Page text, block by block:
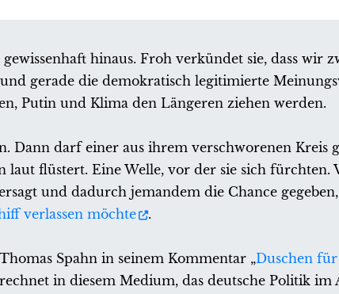
hinaus. Froh verkündet sie, dass wir
gerade die demokratisch legitimierte
Putin und Klima den Längeren ziehen werden.
Dann darf einer aus ihrem verschworenen Kreis
laut flüstert. Eine Welle, vor der sie sich fürchten.
und dadurch jemandem die Chance
verlassen möchte .
Spahn in seinem Kommentar „Duschen für
in diesem Medium, das deutsche Politik im